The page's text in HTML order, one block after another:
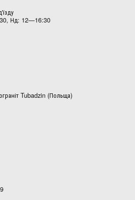
Нд: 12—16:30
Tubadzin (Польща)